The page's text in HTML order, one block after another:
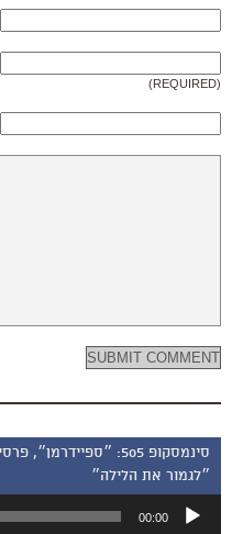
(REQUIRED)
סינמסקופ 505:
״לגמור את הלילה״
אודיו
00:00